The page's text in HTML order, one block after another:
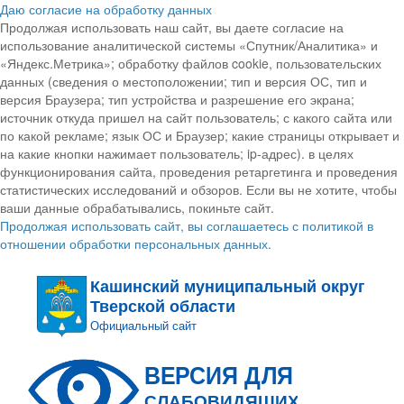
Даю согласие на обработку данных
Продолжая использовать наш сайт, вы даете согласие на
использование аналитической системы «Спутник/Аналитика» и
«Яндекс.Метрика»; обработку файлов cookie, пользовательских
данных (сведения о местоположении; тип и версия ОС, тип и
версия Браузера; тип устройства и разрешение его экрана;
источник откуда пришел на сайт пользователь; с какого сайта или
по какой рекламе; язык ОС и Браузер; какие страницы открывает и
на какие кнопки нажимает пользователь; ip-адрес). в целях
функционирования сайта, проведения ретаргетинга и проведения
статистических исследований и обзоров. Если вы не хотите, чтобы
ваши данные обрабатывались, покиньте сайт.
Продолжая использовать сайт, вы соглашаетесь с политикой в
отношении обработки персональных данных.